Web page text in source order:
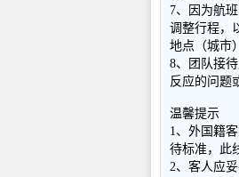
7、因为航
调整行程，
地点（城市
8、团队接
反应的问题
温馨提示
1、外国籍
待标准，此
2、客人应